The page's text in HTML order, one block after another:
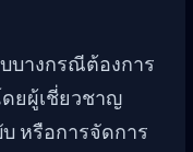
บางกรณีต้องการ
ยผู้เชี่ยวชาญ
หรือการจัดการ